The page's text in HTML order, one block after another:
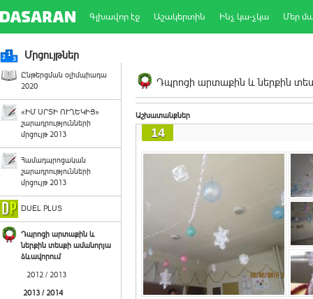
Գլխավոր էջ Աշակերտին Ինչ կա-չկա Մեր
Մրցույթներ
Ընթերցման օլիմպիադա
2020
«ԻՄ ՍՐՏԻ ՈՒՂԵԿԻՑ»
շարադրությունների
մրցույթ 2013
Համադպրոցական
շարադրությունների
մրցույթ 2013
DUEL PLUS
Դպրոցի արտաքին և
ներքին տեսքի ամանորյա
ձևավորում
2012 / 2013
2013 / 2014
Դպրոցի արտաքին և ներքին
Աշխատանքներ
14